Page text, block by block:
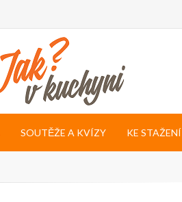
SOUTĚŽE A KVÍZY KE STAŽENÍ